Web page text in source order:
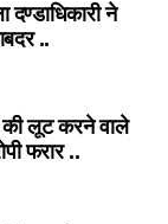
ने
..
की लूट करने वाले
फरार ..